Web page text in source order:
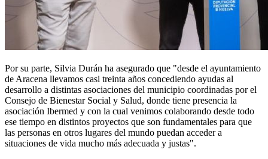
Por su parte, Silvia Durán ha asegurado que "desde el ayuntamiento
de Aracena llevamos casi treinta años concediendo ayudas al
desarrollo a distintas asociaciones del municipio coordinadas por el
Consejo de Bienestar Social y Salud, donde tiene presencia la
asociación Ibermed y con la cual venimos colaborando desde todo
ese tiempo en distintos proyectos que son fundamentales para que
las personas en otros lugares del mundo puedan acceder a
situaciones de vida mucho más adecuada y justas".